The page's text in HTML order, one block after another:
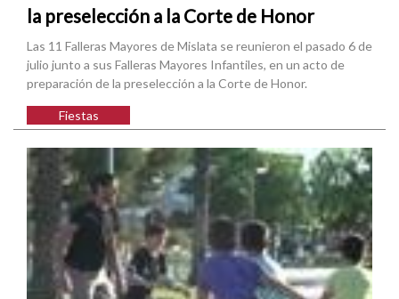
la preselección a la Corte de Honor
Las 11 Falleras Mayores de Mislata se reunieron el pasado 6 de
julio junto a sus Falleras Mayores Infantiles, en un acto de
preparación de la preselección a la Corte de Honor.
Fiestas